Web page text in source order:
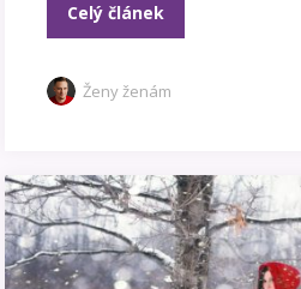
Celý článek
Ženy ženám